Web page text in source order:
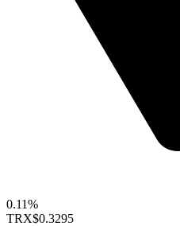
0.11%
TRX$0.3295